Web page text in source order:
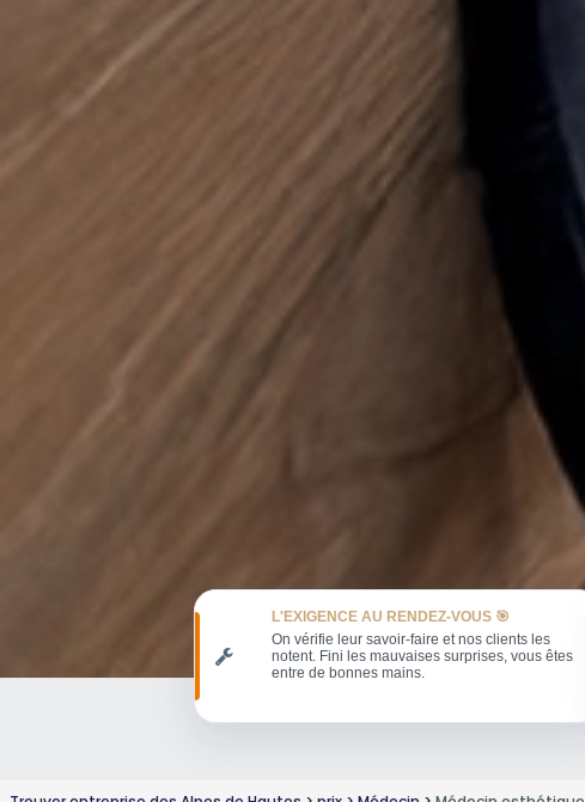
L'EXIGENCE AU RENDEZ-VOUS 🎯
On vérifie leur savoir-faire et nos clients les
notent. Fini les mauvaises surprises, vous êtes
entre de bonnes mains.